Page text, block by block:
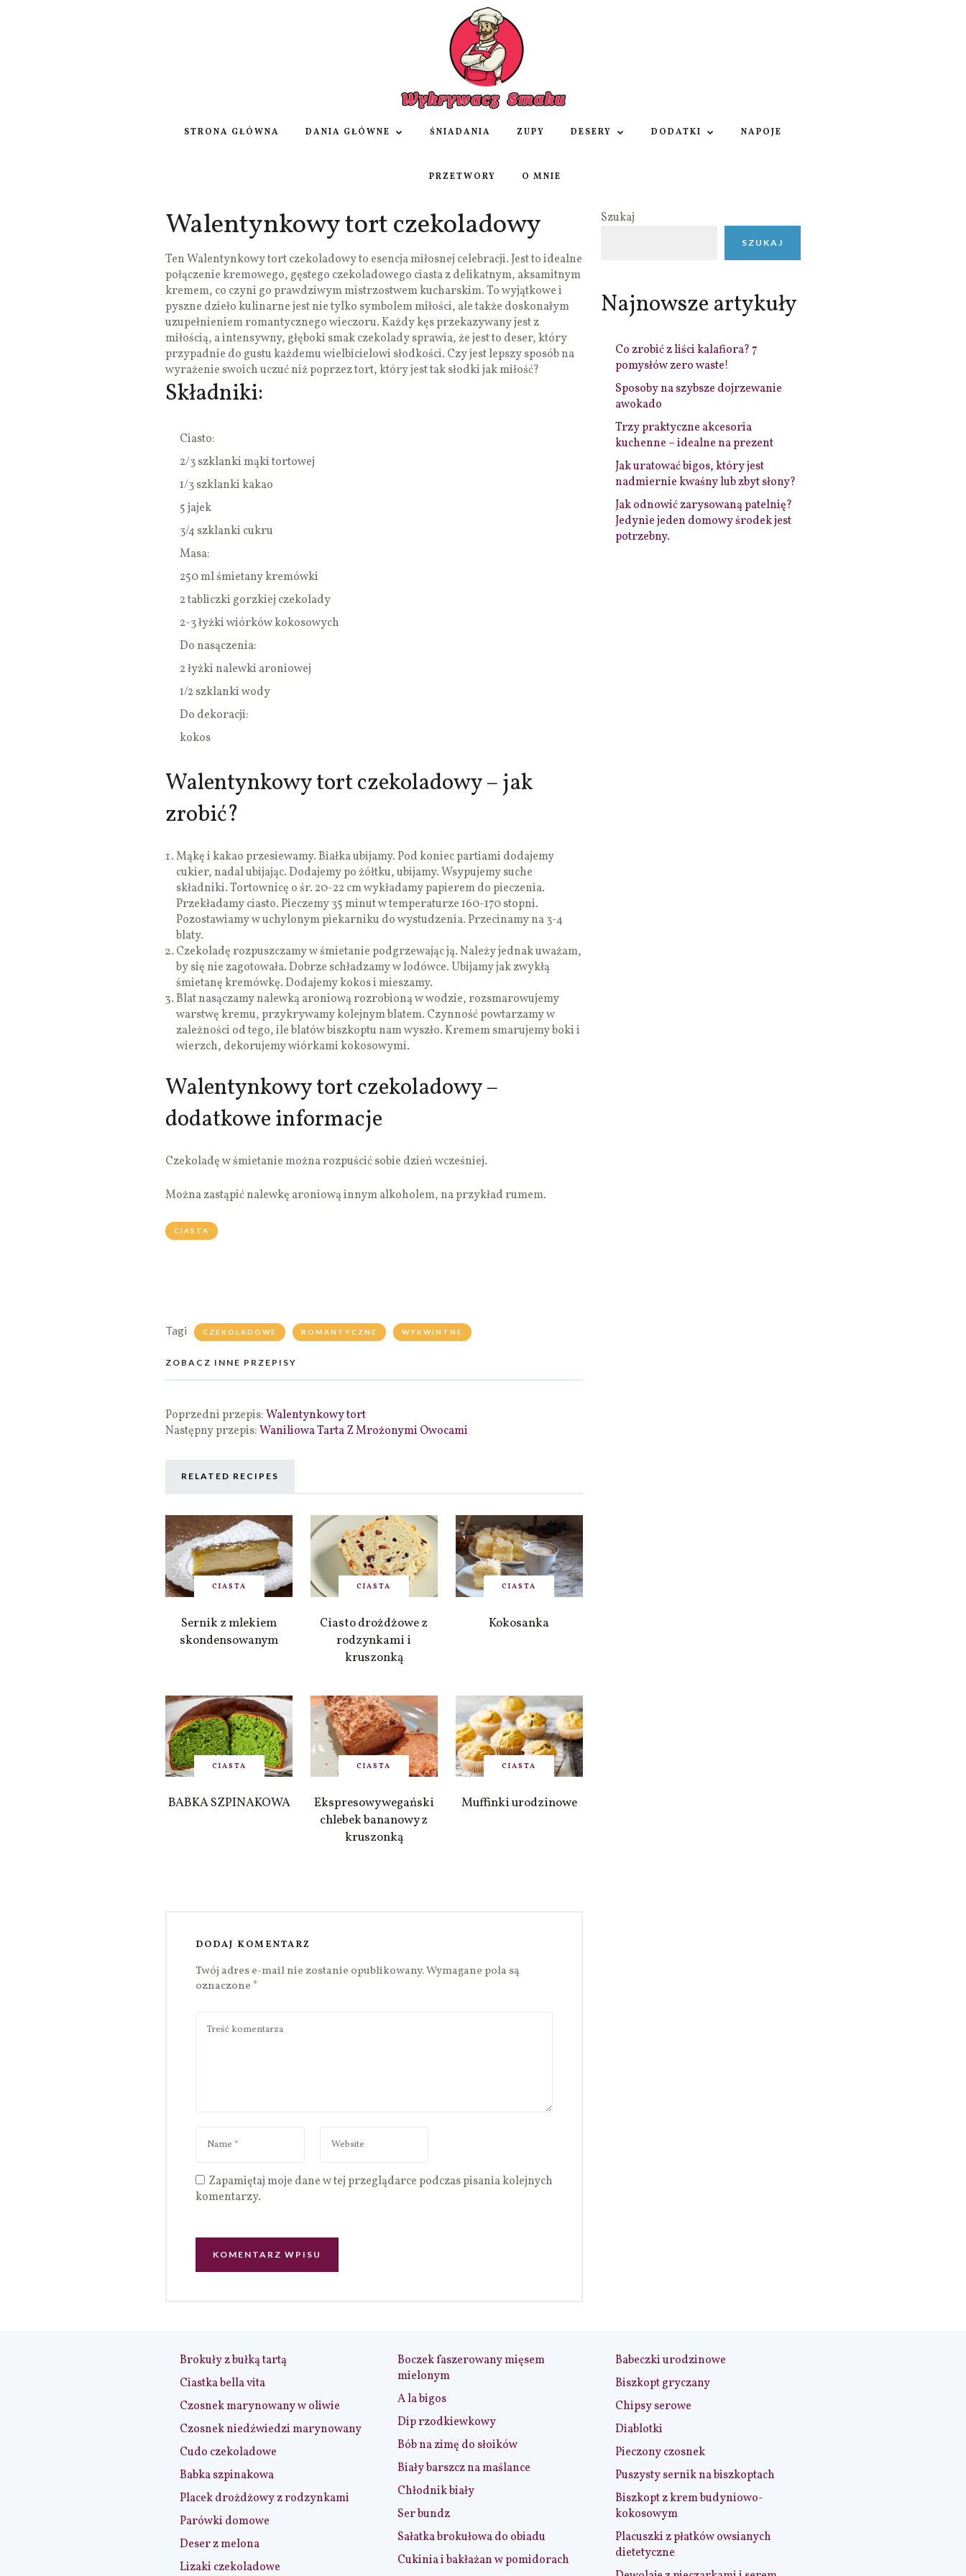
STRONA GŁÓWNA DANIA GŁÓWNE ŚNIADANIA ZUPY DESERY DODATKI NAPOJE
PRZETWORY O MNIE
Walentynkowy tort czekoladowy
Ten Walentynkowy tort czekoladowy to esencja miłosnej celebracji. Jest to idealne
połączenie kremowego, gęstego czekoladowego ciasta z delikatnym, aksamitnym
kremem, co czyni go prawdziwym mistrzostwem kucharskim. To wyjątkowe i
pyszne dzieło kulinarne jest nie tylko symbolem miłości, ale także doskonałym
uzupełnieniem romantycznego wieczoru. Każdy kęs przekazywany jest z
miłością, a intensywny, głęboki smak czekolady sprawia, że jest to deser, który
przypadnie do gustu każdemu wielbicielowi słodkości. Czy jest lepszy sposób na
wyrażenie swoich uczuć niż poprzez tort, który jest tak słodki jak miłość?
Składniki:
Ciasto:
2/3 szklanki mąki tortowej
1/3 szklanki kakao
5 jajek
3/4 szklanki cukru
Masa:
250 ml śmietany kremówki
2 tabliczki gorzkiej czekolady
2-3 łyżki wiórków kokosowych
Do nasączenia:
2 łyżki nalewki aroniowej
1/2 szklanki wody
Do dekoracji:
kokos
Walentynkowy tort czekoladowy – jak
zrobić?
Mąkę i kakao przesiewamy. Białka ubijamy. Pod koniec partiami dodajemy
cukier, nadal ubijając. Dodajemy po żółtku, ubijamy. Wsypujemy suche
składniki. Tortownicę o śr. 20-22 cm wykładamy papierem do pieczenia.
Przekładamy ciasto. Pieczemy 35 minut w temperaturze 160-170 stopni.
Pozostawiamy w uchylonym piekarniku do wystudzenia. Przecinamy na 3-4
blaty.
Czekoladę rozpuszczamy w śmietanie podgrzewając ją. Należy jednak uważam,
by się nie zagotowała. Dobrze schładzamy w lodówce. Ubijamy jak zwykłą
śmietanę kremówkę. Dodajemy kokos i mieszamy.
Blat nasączamy nalewką aroniową rozrobioną w wodzie, rozsmarowujemy
warstwę kremu, przykrywamy kolejnym blatem. Czynność powtarzamy w
zależności od tego, ile blatów biszkoptu nam wyszło. Kremem smarujemy boki i
wierzch, dekorujemy wiórkami kokosowymi.
Walentynkowy tort czekoladowy –
dodatkowe informacje
Czekoladę w śmietanie można rozpuścić sobie dzień wcześniej.
Można zastąpić nalewkę aroniową innym alkoholem, na przykład rumem.
CIASTA
Tagi CZEKOLADOWE ROMANTYCZNE WYKWINTNE
ZOBACZ INNE PRZEPISY
Poprzedni przepis:Walentynkowy tort
Następny przepis:Waniliowa Tarta Z Mrożonymi Owocami
RELATED RECIPES
CIASTA
Sernik z mlekiem
skondensowanym
CIASTA
Ciasto drożdżowe z
rodzynkami i
kruszonką
CIASTA
Kokosanka
CIASTA
BABKA SZPINAKOWA
CIASTA
Ekspresowy wegański
chlebek bananowy z
kruszonką
CIASTA
Muffinki urodzinowe
DODAJ KOMENTARZ
Twój adres e-mail nie zostanie opublikowany.Wymagane pola są
oznaczone *
Zapamiętaj moje dane w tej przeglądarce podczas pisania kolejnych
komentarzy.
Szukaj
SZUKAJ
Najnowsze artykuły
Co zrobić z liści kalafiora? 7
pomysłów zero waste!
Sposoby na szybsze dojrzewanie
awokado
Trzy praktyczne akcesoria
kuchenne – idealne na prezent
Jak uratować bigos, który jest
nadmiernie kwaśny lub zbyt słony?
Jak odnowić zarysowaną patelnię?
Jedynie jeden domowy środek jest
potrzebny.
Brokuły z bułką tartą
Ciastka bella vita
Czosnek marynowany w oliwie
Czosnek niedźwiedzi marynowany
Cudo czekoladowe
Babka szpinakowa
Placek drożdżowy z rodzynkami
Parówki domowe
Deser z melona
Lizaki czekoladowe
Boczek faszerowany mięsem
mielonym
A la bigos
Dip rzodkiewkowy
Bób na zimę do słoików
Biały barszcz na maślance
Chłodnik biały
Ser bundz
Sałatka brokułowa do obiadu
Cukinia i bakłażan w pomidorach
Babeczki urodzinowe
Biszkopt gryczany
Chipsy serowe
Diablotki
Pieczony czosnek
Puszysty sernik na biszkoptach
Biszkopt z krem budyniowo-
kokosowym
Placuszki z płatków owsianych
dietetyczne